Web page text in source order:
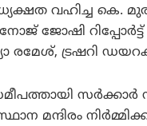
വഹിച്ച
ജോഷി റിപ്പോര്‍ട്ട്
രമേശ്, ട്രഷറി
സമീപത്തായി
മന്ദിരം